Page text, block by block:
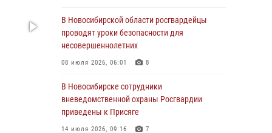
29 июля 2026, 05:19
В Новосибирске сотрудниками
вневедомственной охраны Росгвардии
розыске
29 июля 2026, 04:56
В Новосибирске военнослужащие отряда
В Новосибирской области росгвардейцы
проводят уроки безопасности для
несовершеннолетних
08 июля 2026, 06:01 8
В Новосибирске сотрудники
вневедомственной охраны Росгвардии
приведены к Присяге
14 июля 2026, 09:16 7